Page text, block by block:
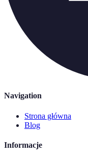
Navigation
Strona główna
Blog
Informacje